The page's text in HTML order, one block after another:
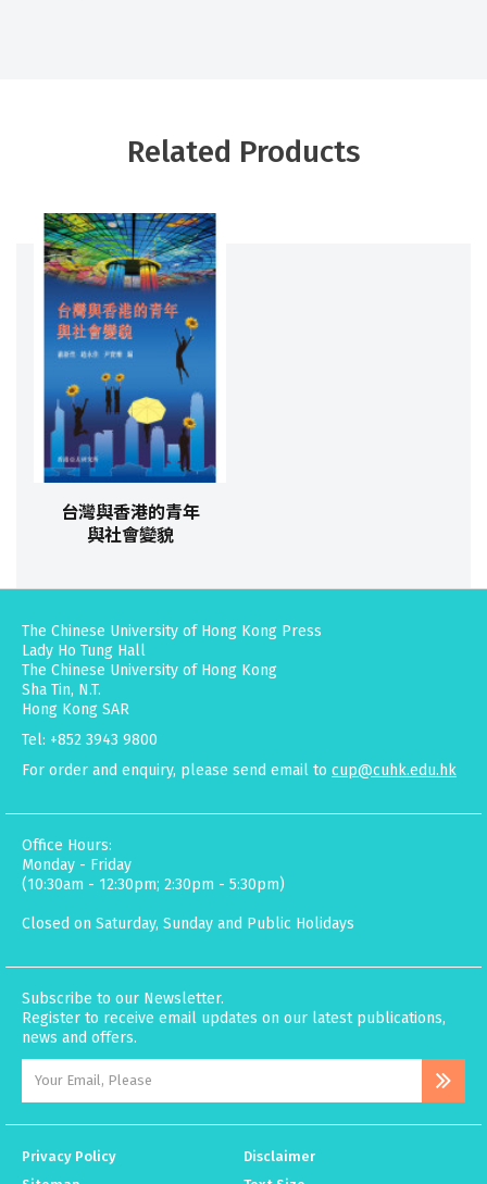
Related Products
台灣與香港的青年
與社會變貌
The Chinese University of Hong Kong Press
Lady Ho Tung Hall
The Chinese University of Hong Kong
Sha Tin, N.T.
Hong Kong SAR
Tel: +852 3943 9800
For order and enquiry, please send email to cup@cuhk.edu.hk
Office Hours:
Monday - Friday
(10:30am - 12:30pm; 2:30pm - 5:30pm)
Closed on Saturday, Sunday and Public Holidays
Subscribe to our Newsletter.
Register to receive email updates on our latest publications,
news and offers.
Privacy Policy
Disclaimer